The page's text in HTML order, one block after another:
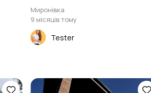
Миронівка
9 місяців тому
Tester